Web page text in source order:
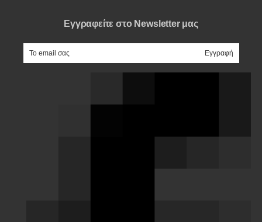
Εγγραφείτε στο Newsletter μας
e-mail